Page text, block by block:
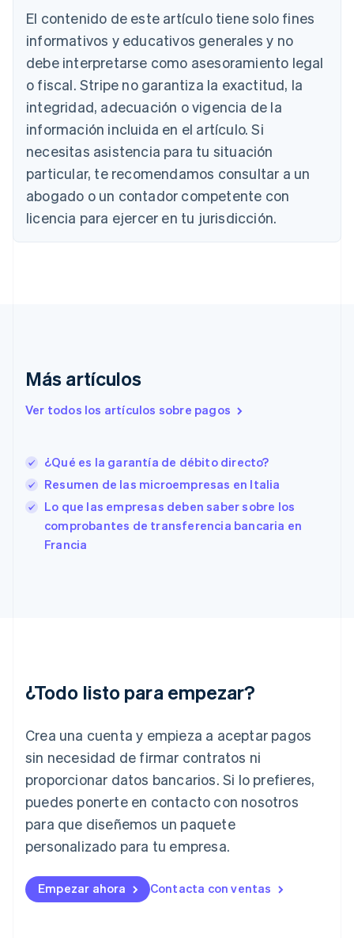
El contenido de este artículo tiene solo fines
informativos y educativos generales y no
debe interpretarse como asesoramiento legal
o fiscal. Stripe no garantiza la exactitud, la
integridad, adecuación o vigencia de la
información incluida en el artículo. Si
necesitas asistencia para tu situación
particular, te recomendamos consultar a un
abogado o un contador competente con
licencia para ejercer en tu jurisdicción.
Más artículos
Ver todos los artículos sobre pagos
¿Qué es la garantía de débito directo?
Resumen de las microempresas en Italia
Lo que las empresas deben saber sobre los
comprobantes de transferencia bancaria en
Francia
¿Todo listo para empezar?
Crea una cuenta y empieza a aceptar pagos
sin necesidad de firmar contratos ni
proporcionar datos bancarios. Si lo prefieres,
puedes ponerte en contacto con nosotros
para que diseñemos un paquete
personalizado para tu empresa.
Empezar ahora Contacta con ventas
Austria
DeutschEnglish
Bélgica
Nederlands Français Deutsch English
Brasil
Português English
Bulgaria
English
Canadá
English Français
China continental
简体中文 English
Chipre
Croacia
Eslovenia
España
EnglishEspañol简体中文
English
Finlandia
EnglishSvenska
Francia
Irlanda
Italia
English
Japón
日本語 English
Letonia
English
Liechtenstein
DeutschEnglish
English
Luxemburgo